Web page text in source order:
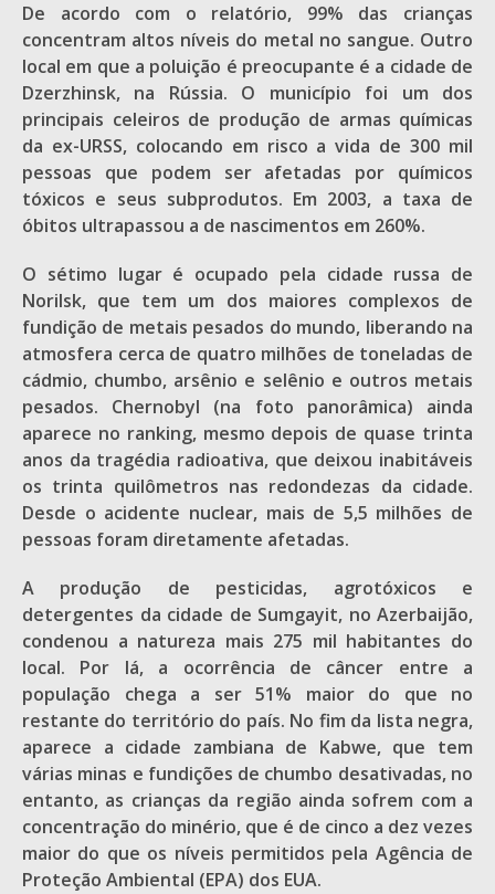
De acordo com o relatório, 99% das crianças
concentram altos níveis do metal no sangue. Outro
local em que a poluição é preocupante é a cidade de
Dzerzhinsk, na Rússia. O município foi um dos
principais celeiros de produção de armas químicas
da ex-URSS, colocando em risco a vida de 300 mil
pessoas que podem ser afetadas por químicos
tóxicos e seus subprodutos. Em 2003, a taxa de
óbitos ultrapassou a de nascimentos em 260%.
O sétimo lugar é ocupado pela cidade russa de
Norilsk, que tem um dos maiores complexos de
fundição de metais pesados do mundo, liberando na
atmosfera cerca de quatro milhões de toneladas de
cádmio, chumbo, arsênio e selênio e outros metais
pesados. Chernobyl (na foto panorâmica) ainda
aparece no ranking, mesmo depois de quase trinta
anos da tragédia radioativa, que deixou inabitáveis
os trinta quilômetros nas redondezas da cidade.
Desde o acidente nuclear, mais de 5,5 milhões de
pessoas foram diretamente afetadas.
A produção de pesticidas, agrotóxicos e
detergentes da cidade de Sumgayit, no Azerbaijão,
condenou a natureza mais 275 mil habitantes do
local. Por lá, a ocorrência de câncer entre a
população chega a ser 51% maior do que no
restante do território do país. No fim da lista negra,
aparece a cidade zambiana de Kabwe, que tem
várias minas e fundições de chumbo desativadas, no
entanto, as crianças da região ainda sofrem com a
concentração do minério, que é de cinco a dez vezes
maior do que os níveis permitidos pela Agência de
Proteção Ambiental (EPA) dos EUA.